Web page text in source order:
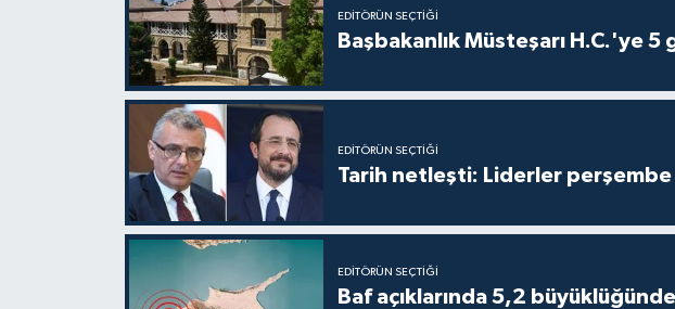
EDITÖRÜN SEÇTIĞI
Başbakanlık Müsteşarı H.C.'ye
EDITÖRÜN SEÇTIĞI
Tarih netleşti: Liderler
EDITÖRÜN SEÇTIĞI
Baf açıklarında 5,2